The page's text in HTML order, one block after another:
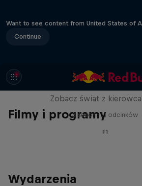
Want to see content from United States of
Continue
Filmy i programy
Red Bull Racing
Zobacz świat z
3 sezon · 11 odcinków
F1
Wydarzenia